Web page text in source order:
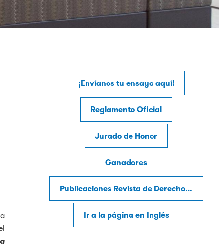
¡Envíanos tu ensayo aquí!
Reglamento Oficial
Jurado de Honor
Ganadores
Publicaciones Revista de Derecho Internacional
Ir a la página en Inglés